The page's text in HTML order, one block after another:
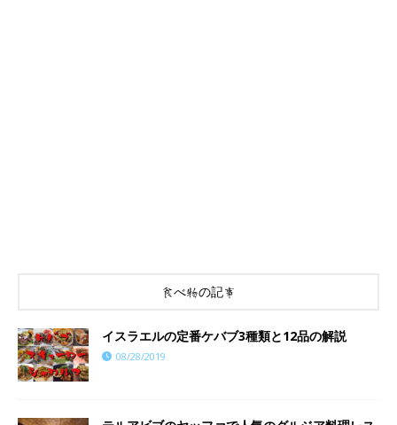
食べ物の記事
イスラエルの定番ケバブ3種類と12品の解説
08/28/2019